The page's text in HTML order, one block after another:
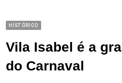
HISTÓRICO
Vila Isabel é a
do Carnaval